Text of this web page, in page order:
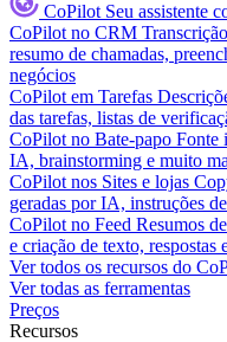
CoPilot Seu assistente
CoPilot no CRM
resumo de chamadas,
negócios
CoPilot em Tarefas
das tarefas, listas de
CoPilot no Bate-papo Fonte
IA, brainstorming e muito
CoPilot nos Sites e lojas
geradas por IA, instruções
CoPilot no Feed Resumos
e criação de texto,
Ver todos os recursos do
Ver todas as ferramentas
Preços
Recursos